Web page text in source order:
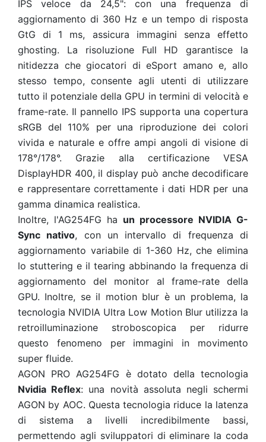
IPS veloce da 24,5": con una frequenza di
aggiornamento di 360 Hz e un tempo di risposta
GtG di 1 ms, assicura immagini senza effetto
ghosting. La risoluzione Full HD garantisce la
nitidezza che giocatori di eSport amano e, allo
stesso tempo, consente agli utenti di utilizzare
tutto il potenziale della GPU in termini di velocità e
frame-rate. Il pannello IPS supporta una copertura
sRGB del 110% per una riproduzione dei colori
vivida e naturale e offre ampi angoli di visione di
178°/178°. Grazie alla certificazione VESA
DisplayHDR 400, il display può anche decodificare
e rappresentare correttamente i dati HDR per una
gamma dinamica realistica.
Inoltre, l'AG254FG ha un processore NVIDIA G-
Sync nativo, con un intervallo di frequenza di
aggiornamento variabile di 1-360 Hz, che elimina
lo stuttering e il tearing abbinando la frequenza di
aggiornamento del monitor al frame-rate della
GPU. Inoltre, se il motion blur è un problema, la
tecnologia NVIDIA Ultra Low Motion Blur utilizza la
retroilluminazione stroboscopica per ridurre
questo fenomeno per immagini in movimento
super fluide.
AGON PRO AG254FG è dotato della tecnologia
Nvidia Reflex: una novità assoluta negli schermi
AGON by AOC. Questa tecnologia riduce la latenza
di sistema a livelli incredibilmente bassi,
permettendo agli sviluppatori di eliminare la coda